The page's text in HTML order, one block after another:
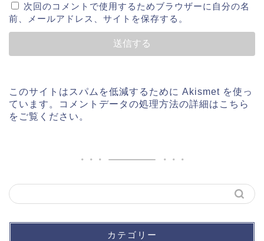
次回のコメントで使用するためブラウザーに自分の名
前、メールアドレス、サイトを保存する。
このサイトはスパムを低減するために Akismet を使っ
ています。
コメントデータの処理方法の詳細はこちら
をご覧ください 。
カテゴリー